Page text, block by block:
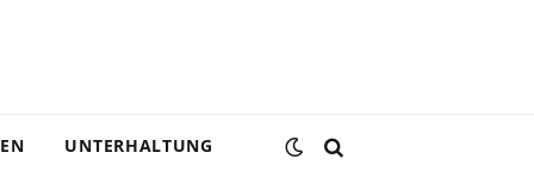
UNTERHALTUNG